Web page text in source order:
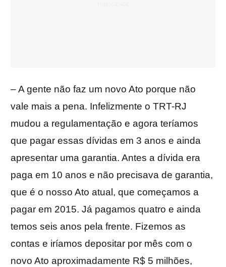
– A gente não faz um novo Ato porque não
vale mais a pena. Infelizmente o TRT-RJ
mudou a regulamentação e agora teríamos
que pagar essas dívidas em 3 anos e ainda
apresentar uma garantia. Antes a dívida era
paga em 10 anos e não precisava de garantia,
que é o nosso Ato atual, que começamos a
pagar em 2015. Já pagamos quatro e ainda
temos seis anos pela frente. Fizemos as
contas e iríamos depositar por mês com o
novo Ato aproximadamente R$ 5 milhões,